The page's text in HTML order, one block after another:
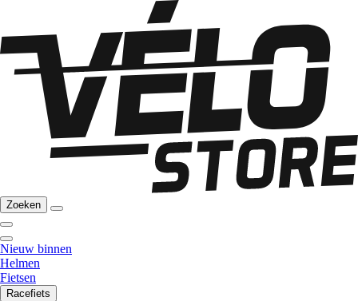
Zoeken
Nieuw binnen
Helmen
Fietsen
Racefiets